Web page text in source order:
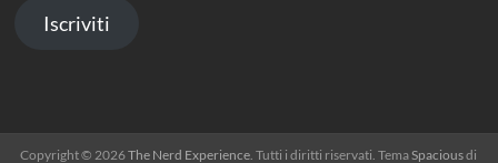
Iscriviti
Copyright © 2026The Nerd Experience. Tutti i diritti riservati. TemaSpaciousdi